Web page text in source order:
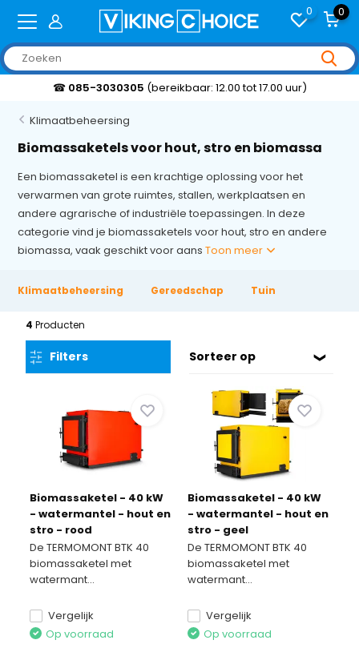
0 0
☎ 085-3030305 (bereikbaar: 12.00 tot 17.00 uur)
Klimaatbeheersing
Biomassaketels voor hout, stro en biomassa
Een biomassaketel is een krachtige oplossing voor het
verwarmen van grote ruimtes, stallen, werkplaatsen en
andere agrarische of industriële toepassingen. In deze
categorie vind je biomassaketels voor hout, stro en andere
biomassa, vaak geschikt voor aansToon meer
Klimaatbeheersing Gereedschap Tuingereedschap
4Producten
Filters Sorteer op
Biomassaketel - 40 kW
- watermantel - hout en
stro - rood
De TERMOMONT BTK 40
biomassaketel met
watermant...
Vergelijk
Op voorraad
Biomassaketel - 40 kW
- watermantel - hout en
stro - geel
De TERMOMONT BTK 40
biomassaketel met
watermant...
Vergelijk
Op voorraad